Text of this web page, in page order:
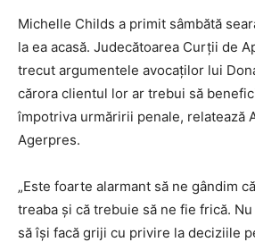
Michelle Childs a primit sâmbătă
la ea acasă. Judecătoarea Curţii de
trecut argumentele avocaţilor lui
cărora clientul lor ar trebui să
împotriva urmăririi penale, relatează
Agerpres.
„Este foarte alarmant să ne gândim
treaba şi că trebuie să ne fie frică.
să îşi facă griji cu privire la deciziile